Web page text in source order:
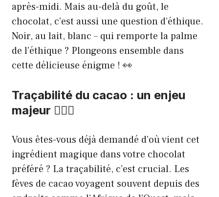
après-midi. Mais au-delà du goût, le
chocolat, c’est aussi une question d’éthique.
Noir, au lait, blanc – qui remporte la palme
de l’éthique ? Plongeons ensemble dans
cette délicieuse énigme ! 👀
Traçabilité du cacao : un enjeu
majeur 🕵🏼‍♂️
Vous êtes-vous déjà demandé d’où vient cet
ingrédient magique dans votre chocolat
préféré ? La traçabilité, c’est crucial. Les
fèves de cacao voyagent souvent depuis des